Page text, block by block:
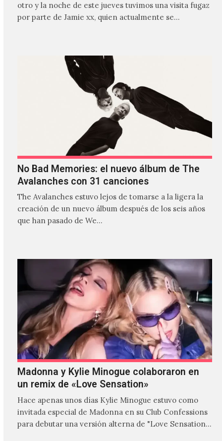
otro y la noche de este jueves tuvimos una visita fugaz
por parte de Jamie xx, quien actualmente se
No Bad Memories: el nuevo álbum de The
Avalanches con 31 canciones
The Avalanches estuvo lejos de tomarse a la ligera la
creación de un nuevo álbum después de los seis años
que han pasado de We…
Madonna y Kylie Minogue colaboraron en
un remix de «Love Sensation»
Hace apenas unos días Kylie Minogue estuvo como
invitada especial de Madonna en su Club Confessions
para debutar una versión alterna de "Love Sensation",